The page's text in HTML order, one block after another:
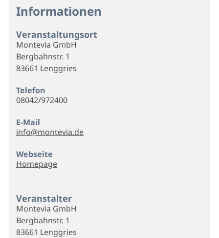
Informationen
Veranstaltungsort
Montevia GmbH
Bergbahnstr. 1
83661 Lenggries
Telefon
08042/972400
E-Mail
info@montevia.de
Webseite
Homepage
Veranstalter
Montevia GmbH
Bergbahnstr. 1
83661 Lenggries